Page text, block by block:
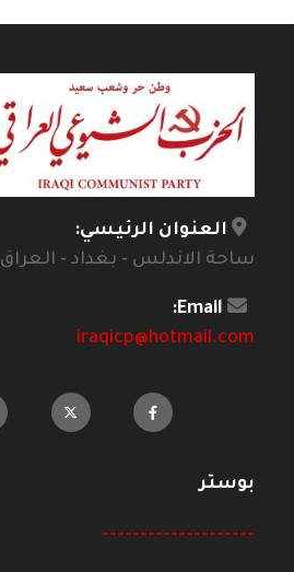
العنوان الرئيسي:
ساحة الاندلس - بغداد - العراق
Email:
iraqicp@hotmail.com
بوستر
--------------------